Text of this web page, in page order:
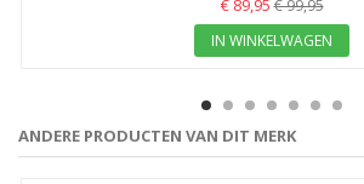
€ 89,95€ 99,95
IN WINKELWAGEN
ANDERE PRODUCTEN VAN DIT MERK